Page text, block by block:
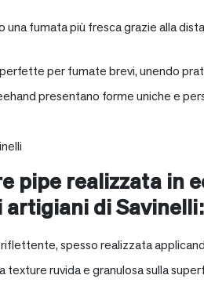
fumata più fresca grazie alla
per fumate brevi, unendo
presentano forme uniche e
pipe realizzata in
di Savinelli:
spesso realizzata
ruvida e granulosa sulla